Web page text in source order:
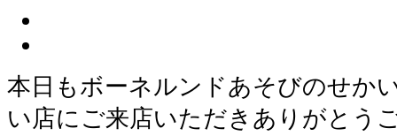
本日もボーネルンドあそびのせか
い店にご来店いただきありがとう